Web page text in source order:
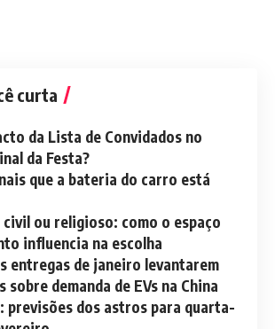
curta
da Lista de Convidados no
da Festa?
que a bateria do carro está
civil ou religioso: como o espaço
influencia na escolha
entregas de janeiro levantarem
sobre demanda de EVs na China
previsões dos astros para quarta-